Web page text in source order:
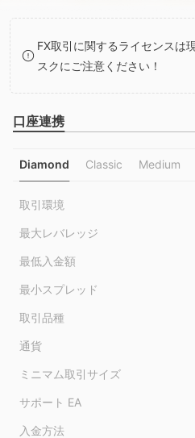
5
6
7
FX取引に関するライセンスは
スクにご注意ください！
口座連携
Diamond Classic Medium
取引環境
最大レバレッジ
最低入金額
最小スプレッド
取引品種
通貨
ミニマム取引サイズ
サポート EA
入金方法